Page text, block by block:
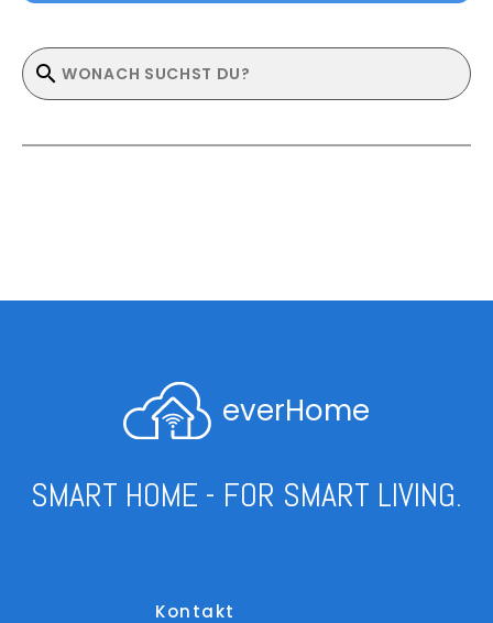
everHome
SMART HOME - FOR SMART LIVING.
Kontakt